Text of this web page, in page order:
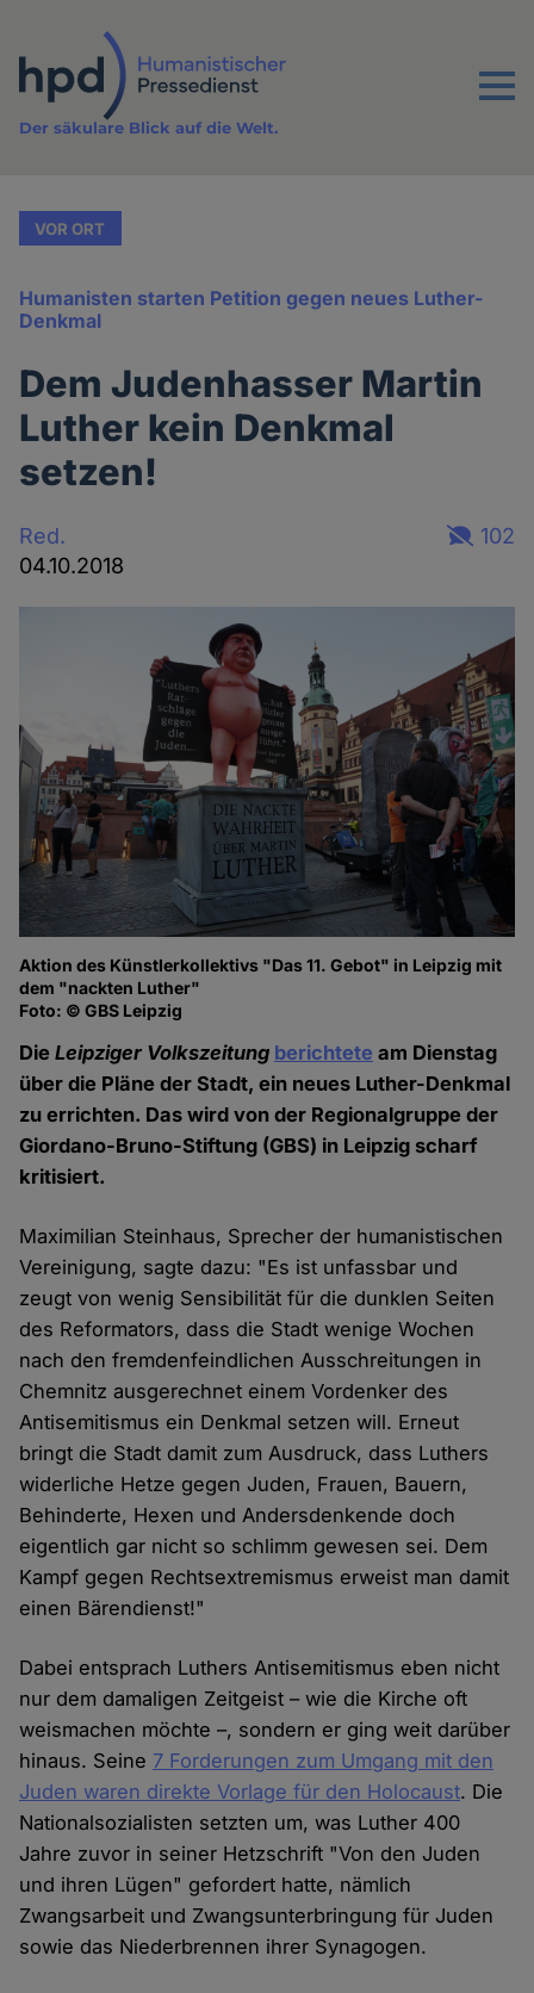
Inhalt
Menu
Der säkulare Blick auf die Welt.
VOR ORT
Humanisten starten Petition gegen neues Luther-
Denkmal
Dem Judenhasser Martin
Luther kein Denkmal
setzen!
Red.
04.10.2018
102
Aktion des Künstlerkollektivs "Das 11. Gebot" in Leipzig mit
dem "nackten Luther"
Foto: © GBS Leipzig
DieLeipziger Volkszeitung berichtete am Dienstag
über die Pläne der Stadt, ein neues Luther-Denkmal
zu errichten. Das wird von der Regionalgruppe der
Giordano-Bruno-Stiftung (GBS) in Leipzig scharf
kritisiert.
Maximilian Steinhaus, Sprecher der humanistischen
Vereinigung, sagte dazu: "Es ist unfassbar und
zeugt von wenig Sensibilität für die dunklen Seiten
des Reformators, dass die Stadt wenige Wochen
nach den fremdenfeindlichen Ausschreitungen in
Chemnitz ausgerechnet einem Vordenker des
Antisemitismus ein Denkmal setzen will. Erneut
bringt die Stadt damit zum Ausdruck, dass Luthers
widerliche Hetze gegen Juden, Frauen, Bauern,
Behinderte, Hexen und Andersdenkende doch
eigentlich gar nicht so schlimm gewesen sei. Dem
Kampf gegen Rechtsextremismus erweist man damit
einen Bärendienst!"
Dabei entsprach Luthers Antisemitismus eben nicht
nur dem damaligen Zeitgeist – wie die Kirche oft
weismachen möchte –, sondern er ging weit darüber
hinaus. Seine 7 Forderungen zum Umgang mit den
Juden waren direkte Vorlage für den Holocaust. Die
Nationalsozialisten setzten um, was Luther 400
Jahre zuvor in seiner Hetzschrift "Von den Juden
und ihren Lügen" gefordert hatte, nämlich
Zwangsarbeit und Zwangsunterbringung für Juden
sowie das Niederbrennen ihrer Synagogen.